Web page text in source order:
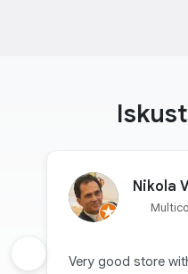
Nikola
Very good store
Prethodna recenzija